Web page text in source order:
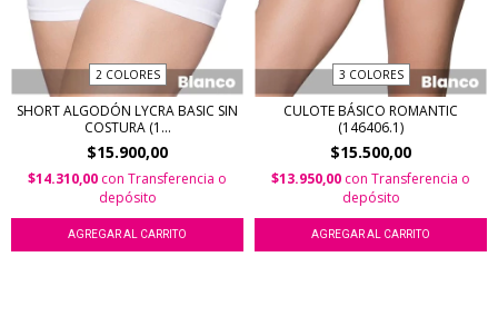
2 COLORES
SHORT ALGODÓN LYCRA BASIC SIN
COSTURA (1...
$15.900,00
$14.310,00 con Transferencia o
depósito
AGREGAR AL CARRITO
3 COLORES
CULOTE BÁSICO ROMANTIC
(146406.1)
$15.500,00
$13.950,00 con Transferencia o
depósito
AGREGAR AL CARRITO